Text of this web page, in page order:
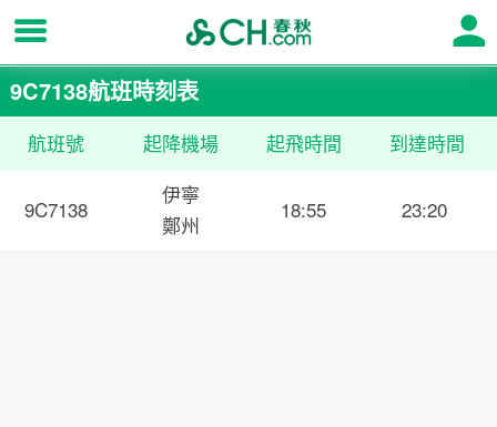
9C7138航班時刻表
航班號 起降機場 起飛時間 到達時間
9C7138
伊寧
鄭州
18:55 23:20